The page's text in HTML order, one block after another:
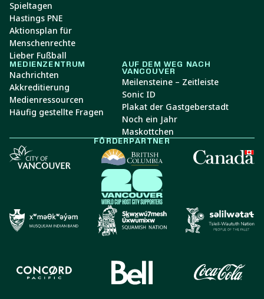
Spieltagen
Hastings PNE
Aktionsplan für
Menschenrechte
Lieber Fußball
MEDIENZENTRUM
Nachrichten
Akkreditierung
Medienressourcen
Häufig gestellte Fragen
AUF DEM WEG NACH
VANCOUVER
Meilensteine – Zeitleiste
Sonic ID
Plakat der Gastgeberstadt
Noch ein Jahr
Maskottchen
FÖRDERPARTNER